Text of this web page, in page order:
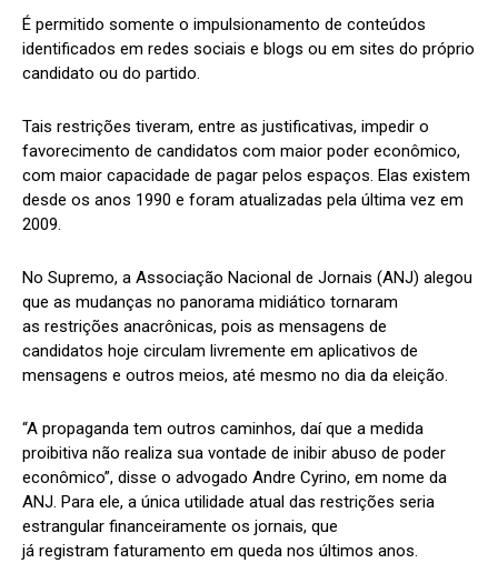
É permitido somente o impulsionamento de conteúdos
identificados em redes sociais e blogs ou em sites do próprio
candidato ou do partido.
Tais restrições tiveram, entre as justificativas, impedir o
favorecimento de candidatos com maior poder econômico,
com maior capacidade de pagar pelos espaços. Elas existem
desde os anos 1990 e foram atualizadas pela última vez em
2009.
No Supremo, a Associação Nacional de Jornais (ANJ) alegou
que as mudanças no panorama midiático tornaram
as restrições anacrônicas, pois as mensagens de
candidatos hoje circulam livremente em aplicativos de
mensagens e outros meios, até mesmo no dia da eleição.
“A propaganda tem outros caminhos, daí que a medida
proibitiva não realiza sua vontade de inibir abuso de poder
econômico”, disse o advogado Andre Cyrino, em nome da
ANJ. Para ele, a única utilidade atual das restrições seria
estrangular financeiramente os jornais, que
já registram faturamento em queda nos últimos anos.